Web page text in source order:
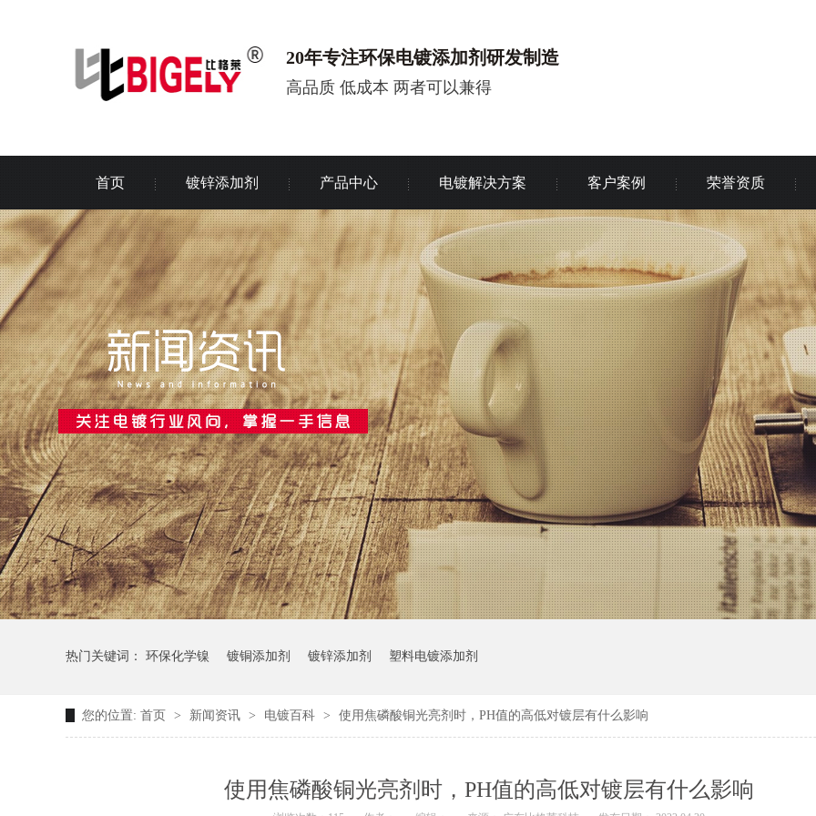
20年专注环保电镀添加剂研发制造
高品质 低成本 两者可以兼得
首页 镀锌添加剂 产品中心 电镀解决方案 客户案例 荣誉资质
热门关键词： 环保化学镍 镀铜添加剂 镀锌添加剂 塑料电镀添加剂
您的位置: 首页 > 新闻资讯 > 电镀百科 > 使用焦磷酸铜光亮剂时，PH值的高低对镀层有什么影响
使用焦磷酸铜光亮剂时，PH值的高低对镀层有什么影响